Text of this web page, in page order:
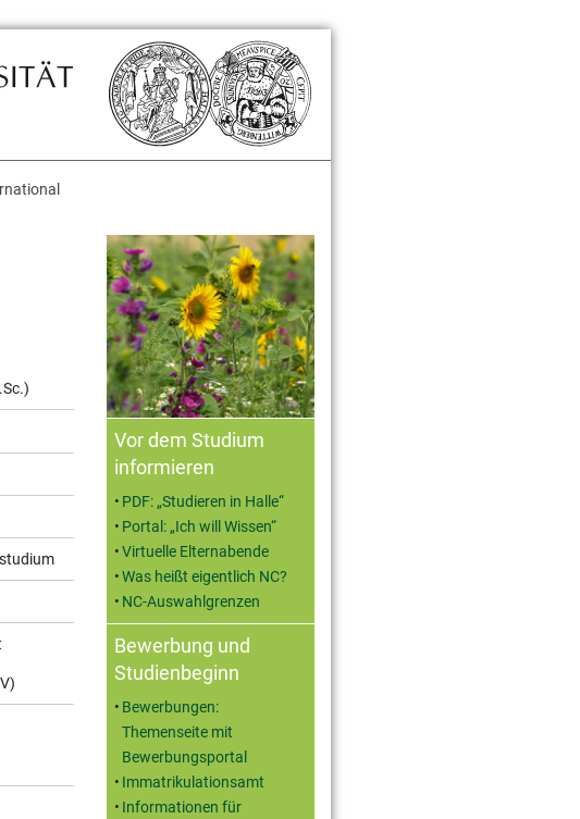
Zusatzinformationen
Vor dem Studium
informieren
PDF: „Studieren in Halle“
Portal: „Ich will Wissen“
Virtuelle Elternabende
Was heißt eigentlich NC?
NC-Auswahlgrenzen
Bewerbung und
Studienbeginn
Bewerbungen:
Themenseite mit
Bewerbungsportal
Immatrikulationsamt
Informationen für